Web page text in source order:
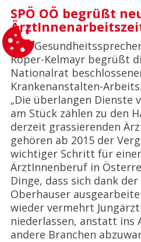
SPÖ OÖ begrüßt
SPÖ-
Röper-Kelmayr begrüßt
Nationalrat
Krankenanstalten-
„Die überlangen Dienste
am Stück zählen zu den
derzeit grassierenden
gehören ab 2015 der
wichtiger Schritt für
ÄrztInnenberuf in
Dinge, dass sich dank
Oberhauser
wieder vermehrt
niederlassen, anstatt ins
andere Branchen